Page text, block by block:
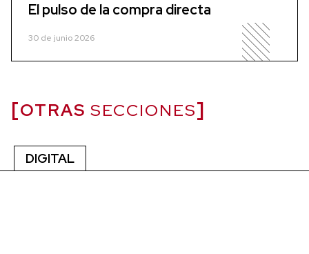
El pulso de la compra directa
30 de junio 2026
OTRAS SECCIONES
DIGITAL